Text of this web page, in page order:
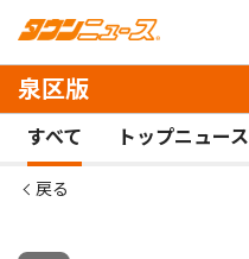
泉区版
すべて トップニュース
戻る